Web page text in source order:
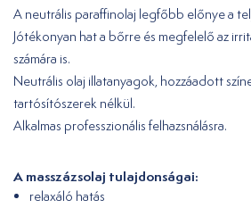
A neutrális paraffinolaj legfőbb előnye a
Jótékonyan hat a bőrre és megfelelő az
számára is.
Neutrális olaj illatanyagok, hozzáadott
tartósítószerek nélkül.
Alkalmas professzionális felhazsnálásra.
A masszázsolaj tulajdonságai:
relaxáló hatás